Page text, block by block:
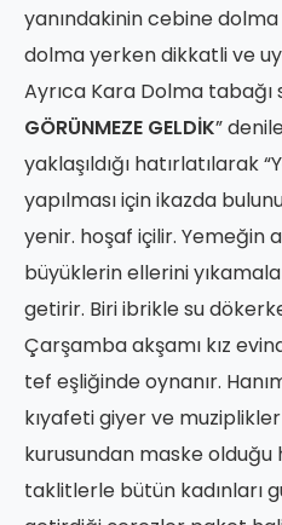
yanındakinin cebine
dolma yerken dikkatli ve
Ayrıca Kara Dolma
GÖRÜNMEZE GELDİK”
yaklaşıldığı hatırlatılarak
yapılması için ikazda
yenir. hoşaf içilir. Yemeğin
büyüklerin ellerini
getirir. Biri ibrikle su
Çarşamba akşamı kız
tef eşliğinde oynanır.
kıyafeti giyer ve
kurusundan maske olduğu
taklitlerle bütün kadınları